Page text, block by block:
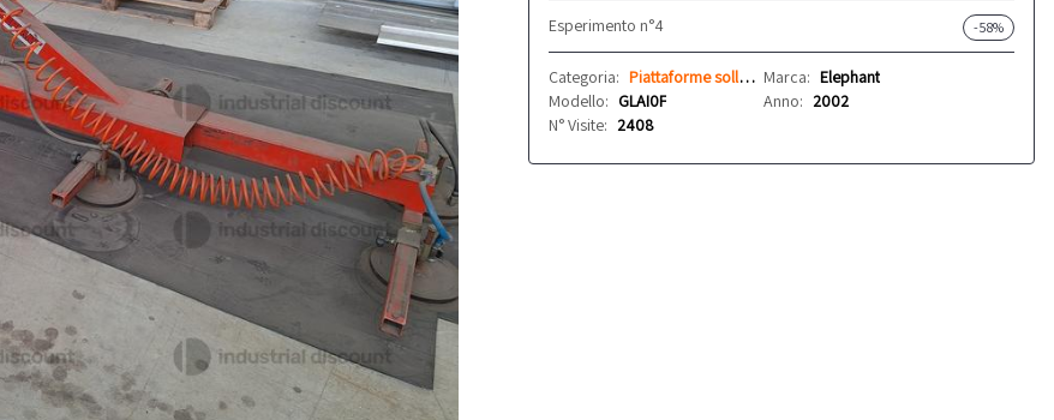
Esperimento n°4 -58%
Categoria: Piattaforme sollevamento Marca: Elephant
Modello: GLAI0F Anno: 2002
N° Visite: 2408